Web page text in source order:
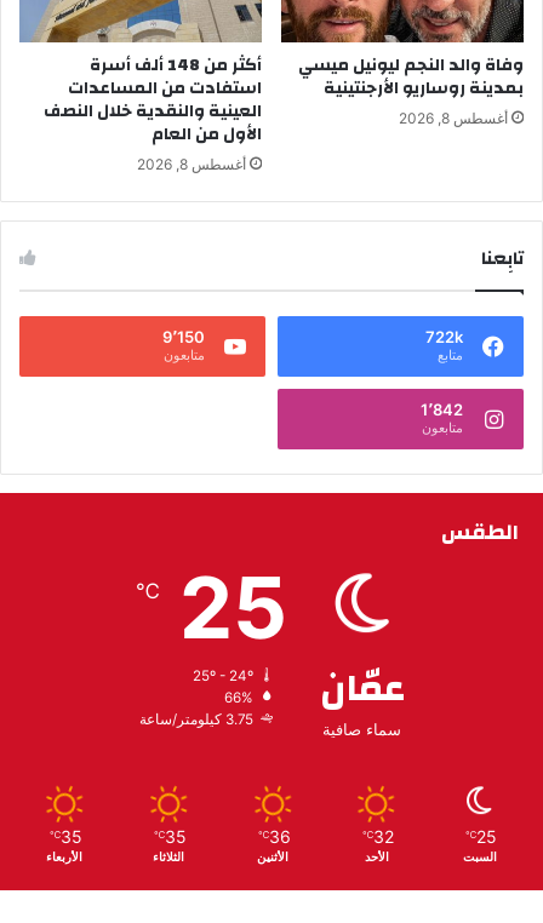
وفاة والد النجم ليونيل ميسي
بمدينة روساريو الأرجنتينية
أغسطس 8, 2026
أكثر من 148 ألف أسرة
استفادت من المساعدات
العينية والنقدية خلال النصف
الأول من العام
أغسطس 8, 2026
تابِعنا
722k
متابع
9٬150
متابعون
1٬842
متابعون
الطقس
عمّان
سماء صافية
25
℃
66%
3.75 كيلومتر/ساعة
25
℃
السبت
32
℃
الأحد
36
℃
الأثنين
35
℃
الثلاثاء
35
℃
الأربعاء